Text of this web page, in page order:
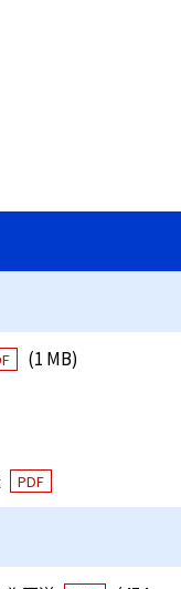
(1 MB)
PDF